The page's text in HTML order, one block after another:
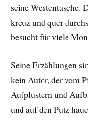
seine Westentasche.
kreuz und quer
besucht für viele
Seine Erzählungen
kein Autor, der vom
Aufplustern und
und auf den Putz